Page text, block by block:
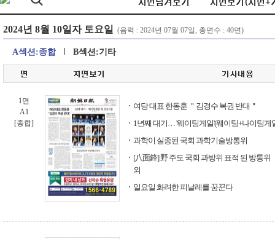
A섹션:종합 B섹션:기타
1면
A1
[종합]
여당 대표 한동훈 ＂김경수 복권 반대＂
1년째 대기… '웨이팅게일'(웨이팅+나이팅게
과학이 실종된 국회 과학기술방통위
[八面鋒] 野 주도 국회 과방위 표적 된 방통위
외
일요일 화려한 피날레를 꿈꾼다